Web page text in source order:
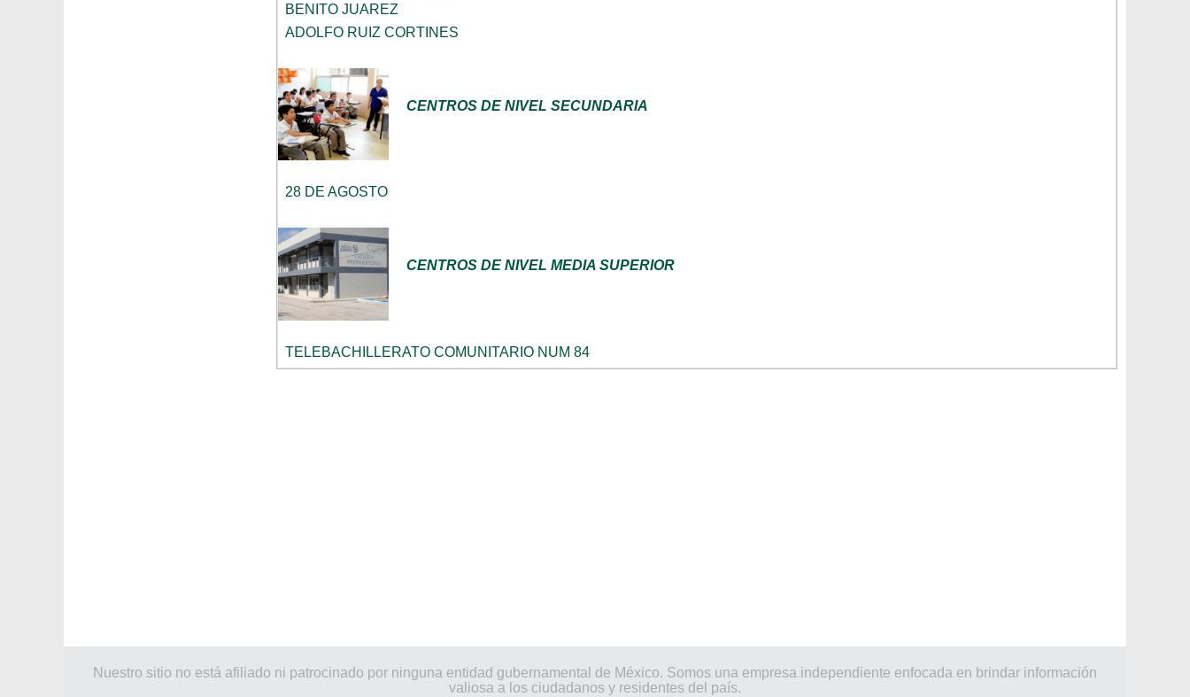
BENITO JUAREZ
ADOLFO RUIZ CORTINES
CENTROS DE NIVEL SECUNDARIA
28 DE AGOSTO
CENTROS DE NIVEL MEDIA SUPERIOR
TELEBACHILLERATO COMUNITARIO NUM 84
Nuestro sitio no está afiliado ni patrocinado por ninguna entidad gubernamental de México. Somos una empresa independiente enfocada en brindar información
valiosa a los ciudadanos y residentes del país.